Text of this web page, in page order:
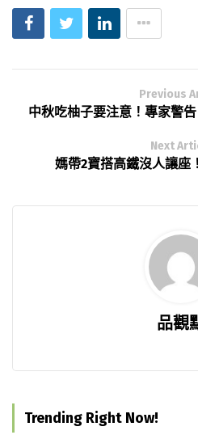
Previous
中秋吃柚子要注意！專家警
Next
媽帶2寶搭高鐵沒人讓座
品觀
Trending Right Now!